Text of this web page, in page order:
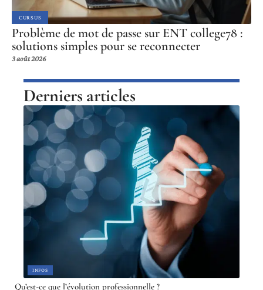
CURSUS
Problème de mot de passe sur ENT college78 :
solutions simples pour se reconnecter
3 août 2026
Derniers articles
INFOS
Qu’est-ce que l’évolution professionnelle ?